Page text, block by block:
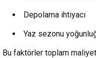
Depolama ihtiyacı
Yaz sezonu
Bu faktörler toplam